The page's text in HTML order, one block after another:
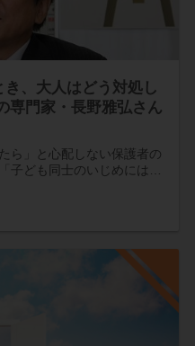
、大人はどう対処し
専門家・長野雅弘さん
ら」と心配しない保護者の
子ども同士のいじめには…